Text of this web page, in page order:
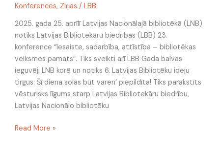
Konferences, Ziņas / LBB
2025. gada 25. aprīlī Latvijas Nacionālajā bibliotēkā (LNB)
notiks Latvijas Bibliotekāru biedrības (LBB) 23.
konference “Iesaiste, sadarbība, attīstība – bibliotēkas
veiksmes pamats”. Tiks sveikti arī LBB Gada balvas
ieguvēji LNB korē un notiks 6. Latvijas Bibliotēku ideju
tirgus. Šī diena solās būt varen’ piepildīta! Tiks parakstīts
vēsturisks līgums starp Latvijas Bibliotekāru biedrību,
Latvijas Nacionālo bibliotēku
–
veiksmes
Read More »